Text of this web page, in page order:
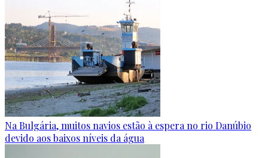
Na Bulgária, muitos navios estão à espera no rio Danúbio
devido aos baixos níveis da água